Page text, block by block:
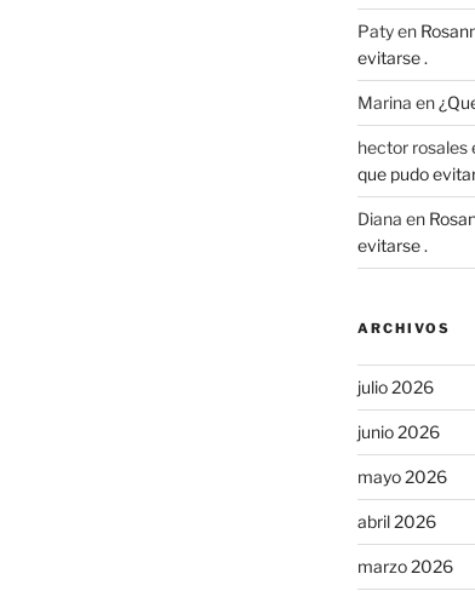
Patyen
evitarse .
Marina en
hector rosales
que pudo
Diana en
evitarse .
ARCHIVOS
julio 2026
junio 2026
mayo 2026
abril 2026
marzo 2026